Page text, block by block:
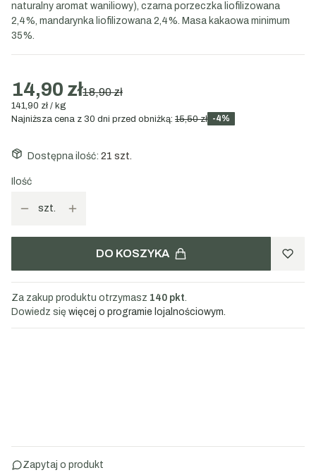
naturalny aromat waniliowy), czarna porzeczka liofilizowana
2,4%, mandarynka liofilizowana 2,4%. Masa kakaowa minimum
35%.
14,90 zł18,90 zł
141,90 zł / kg
Najniższa cena z 30 dni przed obniżką: 15,50 zł -4%
Dostępna ilość: 21 szt.
Ilość
szt.
DO KOSZYKA
Za zakup produktu otrzymasz 140 pkt.
Dowiedz się więcej o programie lojalnościowym.
Zapytaj o produkt